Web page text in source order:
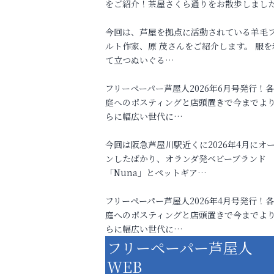
をご紹介！茶屋さくら通りをお散歩しまし
今回は、芦屋を拠点に活動されている羊毛
ルト作家、原 茂さんをご紹介します。 服を
て立つぬいぐる…
フリーペーパー芦屋人2026年6月号発行！
庭へのポスティングと店頭置きで今までよ
らに幅広い世代に…
今回は阪急芦屋川駅近くに2026年4月にオ
ンしたばかり、オランダ発ベビーブランド
「Nuna」とペットギア…
フリーペーパー芦屋人2026年4月号発行！
庭へのポスティングと店頭置きで今までよ
らに幅広い世代に…
フリーペーパー芦屋人
WEB